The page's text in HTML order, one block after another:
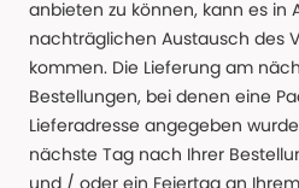
anbieten zu können, kann es in
nachträglichen Austausch des
kommen. Die Lieferung am
Bestellungen, bei denen eine
Lieferadresse angegeben
nächste Tag nach Ihrer